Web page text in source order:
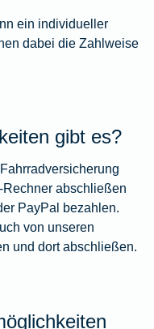
ein individueller
dabei die Zahlweise
gibt es?
abschließen
PayPal bezahlen.
von unseren
und dort abschließen.